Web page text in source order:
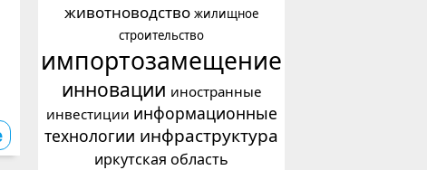
животноводство жилищное
строительство
импортозамещение
инновации иностранные
инвестиции информационные
технологии инфраструктура
иркутская область